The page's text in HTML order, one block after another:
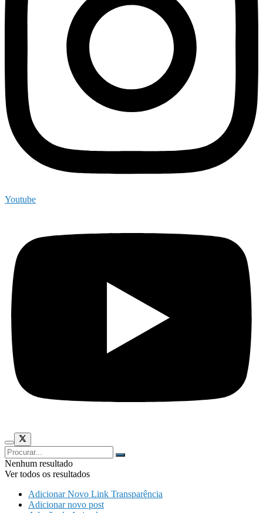
Youtube
Nenhum resultado
Ver todos os resultados
Adicionar Novo Link Transparência
Adicionar novo post